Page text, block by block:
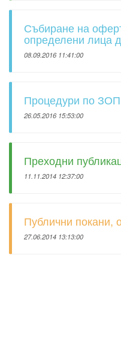
Събиране на
определени лица
08.09.2016 11:41:00
Процедури по ЗОП
26.05.2016 15:53:00
Преходни
11.11.2014 12:37:00
Публични покани,
27.06.2014 13:13:00